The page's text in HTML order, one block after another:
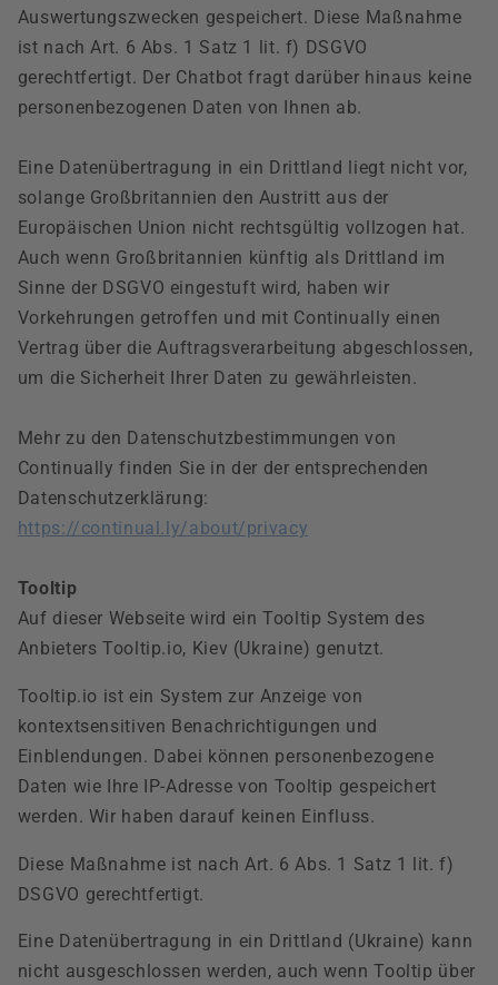
Auswertungszwecken gespeichert. Diese Maßnahme
ist nach Art. 6 Abs. 1 Satz 1 lit. f) DSGVO
gerechtfertigt. Der Chatbot fragt darüber hinaus keine
personenbezogenen Daten von Ihnen ab.
Eine Datenübertragung in ein Drittland liegt nicht vor,
solange Großbritannien den Austritt aus der
Europäischen Union nicht rechtsgültig vollzogen hat.
Auch wenn Großbritannien künftig als Drittland im
Sinne der DSGVO eingestuft wird, haben wir
Vorkehrungen getroffen und mit Continually einen
Vertrag über die Auftragsverarbeitung abgeschlossen,
um die Sicherheit Ihrer Daten zu gewährleisten.
Mehr zu den Datenschutzbestimmungen von
Continually finden Sie in der der entsprechenden
Datenschutzerklärung:
https://continual.ly/about/privacy
Tooltip
Auf dieser Webseite wird ein Tooltip System des
Anbieters Tooltip.io, Kiev (Ukraine) genutzt.
Tooltip.io ist ein System zur Anzeige von
kontextsensitiven Benachrichtigungen und
Einblendungen. Dabei können personenbezogene
Daten wie Ihre IP-Adresse von Tooltip gespeichert
werden. Wir haben darauf keinen Einfluss.
Diese Maßnahme ist nach Art. 6 Abs. 1 Satz 1 lit. f)
DSGVO gerechtfertigt.
Eine Datenübertragung in ein Drittland (Ukraine) kann
nicht ausgeschlossen werden, auch wenn Tooltip über